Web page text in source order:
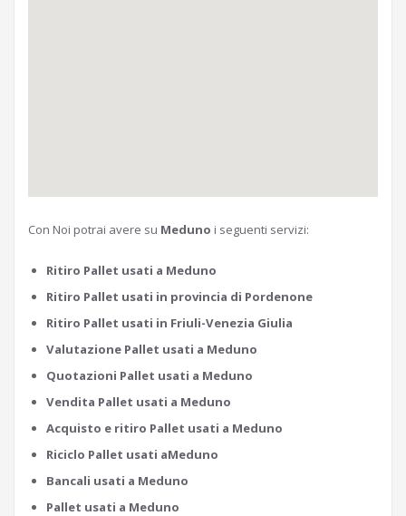
Con Noi potrai avere su Meduno i seguenti servizi:
Ritiro Pallet usati a Meduno
Ritiro Pallet usati in provincia di Pordenone
Ritiro Pallet usati in Friuli-Venezia Giulia
Valutazione Pallet usati a Meduno
Quotazioni Pallet usati a Meduno
Vendita Pallet usati a Meduno
Acquisto e ritiro Pallet usati a Meduno
Riciclo Pallet usati aMeduno
Bancali usati a Meduno
Pallet usati a Meduno